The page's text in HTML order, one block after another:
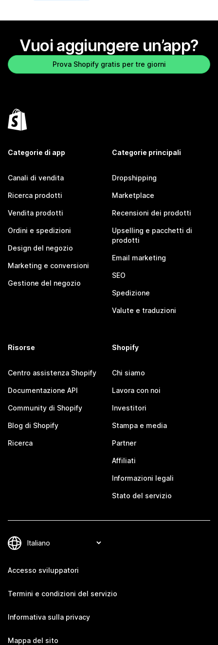
Vuoi aggiungere un’app?
Prova Shopify gratis per tre giorni
Categorie di app
Canali di vendita
Ricerca prodotti
Vendita prodotti
Ordini e spedizioni
Design del negozio
Marketing e conversioni
Gestione del negozio
Categorie principali
Dropshipping
Marketplace
Recensioni dei prodotti
Upselling e pacchetti di
prodotti
Email marketing
SEO
Spedizione
Valute e traduzioni
Risorse
Centro assistenza Shopify
Documentazione API
Community di Shopify
Blog di Shopify
Ricerca
Shopify
Chi siamo
Lavora con noi
Investitori
Stampa e media
Partner
Affiliati
Informazioni legali
Stato del servizio
Accesso sviluppatori
Termini e condizioni del servizio
Informativa sulla privacy
Mappa del sito